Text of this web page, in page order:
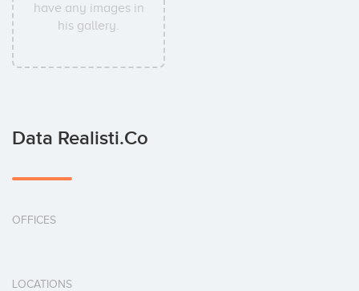
have any images in
his gallery.
Data Realisti.co
OFFICES
LOCATIONS